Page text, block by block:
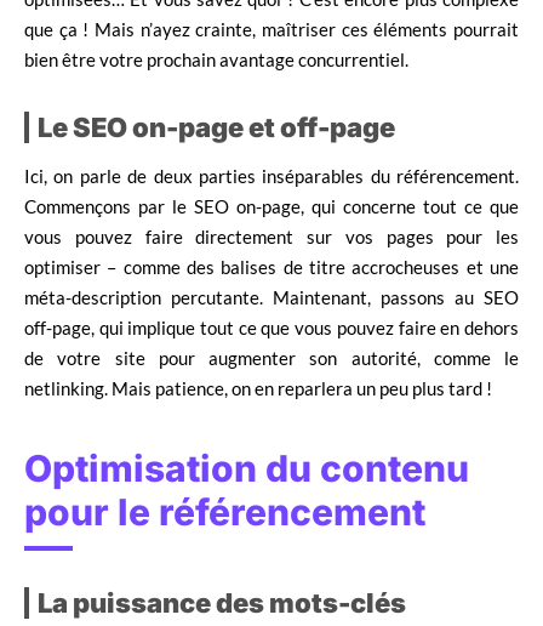
que ça ! Mais n’ayez crainte, maîtriser ces éléments pourrait
bien être votre prochain avantage concurrentiel.
Le SEO on-page et off-page
Ici, on parle de deux parties inséparables du référencement.
Commençons par le SEO on-page, qui concerne tout ce que
vous pouvez faire directement sur vos pages pour les
optimiser – comme des balises de titre accrocheuses et une
méta-description percutante. Maintenant, passons au SEO
off-page, qui implique tout ce que vous pouvez faire en dehors
de votre site pour augmenter son autorité, comme le
netlinking. Mais patience, on en reparlera un peu plus tard !
Optimisation du contenu
pour le référencement
La puissance des mots-clés